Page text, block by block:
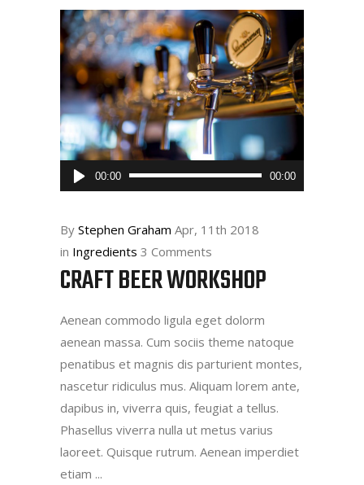
Audio
Player
00:00 00:00
By Stephen Graham Apr, 11th 2018
in Ingredients 3 Comments
CRAFT BEER WORKSHOP
Aenean commodo ligula eget dolorm
aenean massa. Cum sociis theme natoque
penatibus et magnis dis parturient montes,
nascetur ridiculus mus. Aliquam lorem ante,
dapibus in, viverra quis, feugiat a tellus.
Phasellus viverra nulla ut metus varius
laoreet. Quisque rutrum. Aenean imperdiet
etiam